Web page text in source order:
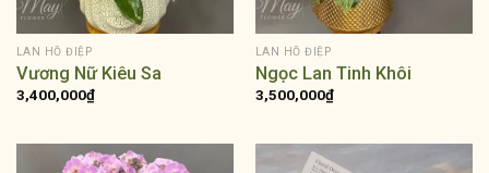
LAN HỒ ĐIỆP
Vương Nữ Kiêu Sa
3,400,000₫
LAN HỒ ĐIỆP
Ngọc Lan Tinh Khôi
3,500,000₫